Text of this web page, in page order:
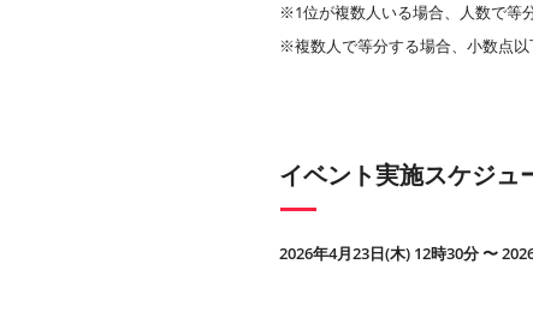
※1位が複数人いる場合、人数で等
※複数人で等分する場合、小数点以
イベント実施スケジュ
2026年4月23日(木) 12時30分 〜